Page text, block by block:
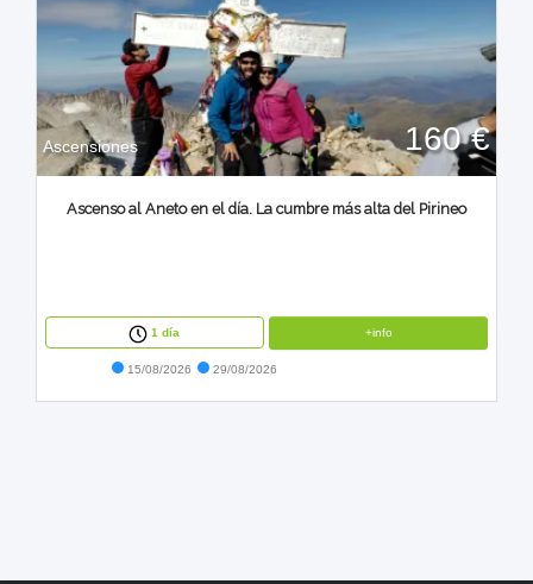
Ascensiones 160 €
Ascenso al Aneto en el día. La cumbre más alta del Pirineo
1 día +info
15/08/2026 29/08/2026